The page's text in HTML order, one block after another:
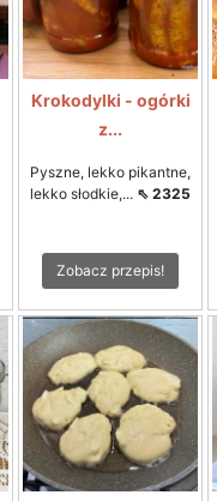
Krokodylki - ogórki
z...
Pyszne, lekko pikantne,
lekko słodkie,... ⇖ 2325
Zobacz przepis!